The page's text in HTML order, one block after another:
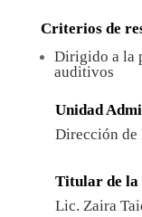
Criterios de
Dirigido a la
auditivos
Unidad
Dirección de
Titular de la
Lic. Zaira